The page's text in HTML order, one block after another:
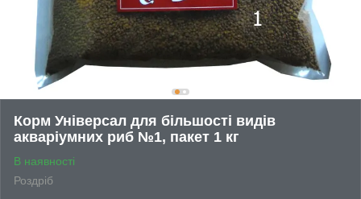
Корм Універсал для більшості видів
акваріумних риб №1, пакет 1 кг
В наявності
Роздріб